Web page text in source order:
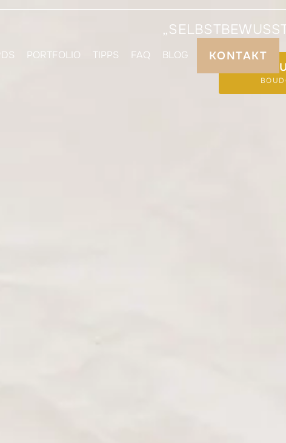
PORTFOLIO TIPPS FAQ BLOG KONTAKT
DEIN